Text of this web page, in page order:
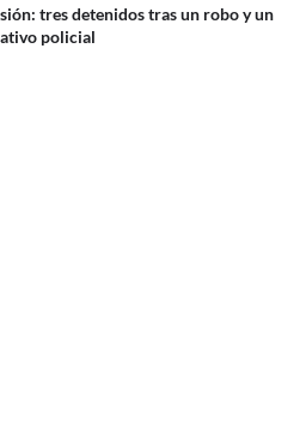
tres detenidos tras un robo y un
policial